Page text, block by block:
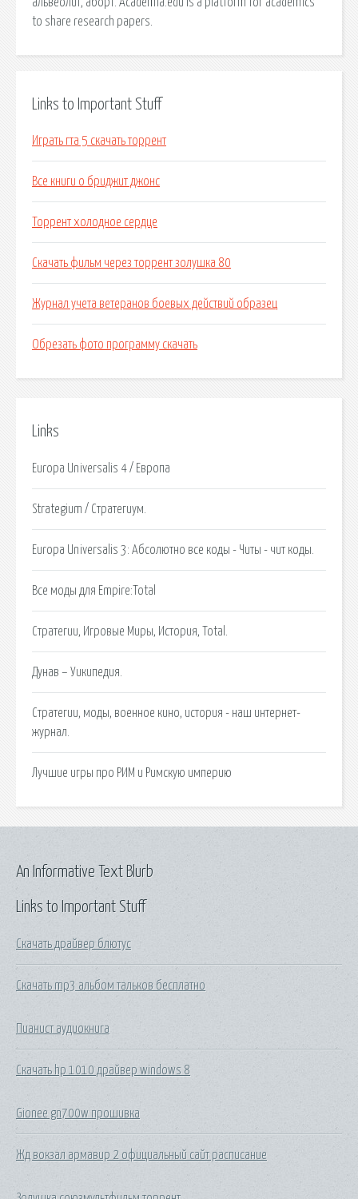
to share research papers.
Links to Important Stuff
Играть гта 5 скачать торрент
Все книги о бриджит джонс
Торрент холодное сердце
Скачать фильм через торрент золушка 80
Журнал учета ветеранов боевых действий образец
Обрезать фото программу скачать
Links
Europa Universalis 4 / Европа
Strategium / Стратегиум.
Europa Universalis 3: Абсолютно все коды - Читы - чит коды.
Все моды для Empire:Total
Стратегии, Игровые Миры, История, Total.
Дунав – Уикипедия.
Стратегии, моды, военное кино, история - наш интернет-
журнал.
Лучшие игры про РИМ и Римскую империю
Links to Important Stuff
Скачать драйвер блютус
Скачать mp3 альбом тальков бесплатно
Пианист аудиокнига
Скачать hp 1010 драйвер windows 8
Gionee gn700w прошивка
Жд вокзал армавир 2 официальный сайт расписание
An Informative Text Blurb